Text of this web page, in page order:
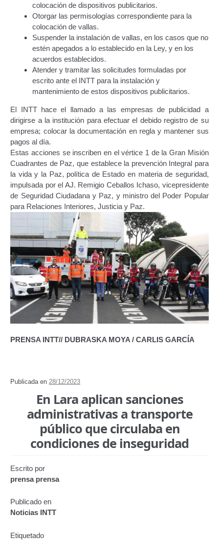
Estructura Organizativa del INTT
Homologación
Autorización de Circulación Para Unidades Que
Transportan Mercancía De Alto Riesgo.
Para Vehículos Importados.
Constancia de cumplimiento sobre la composición
y ubicación Número de Identificación vehicular (NIV).
Homologación de Prototipo Vehicular.
Homologación Vehícular Por Reformas de
Importancia o Cambio de Características (Aplica para
Vehículos de Carga, Transporte de Personas y Gruas).
Registro de Empresas Fabricantes, Ensambladoras,
Carroceras, Importadoras, Distribuidoras y Talleres
Especializados en Reformas de Vehículos (REFECIV).
Junta Directiva
Junta Directiva Old
Apostilla Electrónica
Registro Original de Licencia para Conducir Cuarto
Grado (4°).
Registro Original de Licencia para Conducir Quinto
Registro Original de Licencia para Conducir
Registro Original de Licencia para Conducir
colocación de dispositivos publicitarios.
Otorgar las permisologías correspondiente para la
colocación de vallas.
Suspender la instalación de vallas, en los casos que no
estén apegados a lo establecido en la Ley, y en los
acuerdos establecidos.
Atender y tramitar las solicitudes formuladas por
escrito ante el INTT para la instalación y
mantenimiento de estos dispositivos publicitarios.
El INTT hace el llamado a las empresas de publicidad a
dirigirse a la institución para efectuar el debido registro de su
empresa; colocar la documentación en regla y mantener sus
pagos al día.
Estas acciones se inscriben en el vértice 1 de la Gran Misión
Cuadrantes de Paz, que establece la prevención Integral para
la vida y la Paz, política de Estado en materia de seguridad,
impulsada por el AJ. Remigio Ceballos Ichaso, vicepresidente
de Seguridad Ciudadana y Paz, y ministro del Poder Popular
para Relaciones Interiores, Justicia y Paz.
PRENSA INTT// DUBRASKA MOYA / CARLIS GARCÍA
Publicada en28/12/2023
En Lara aplican sanciones
administrativas a transporte
público que circulaba en
condiciones de inseguridad
Escrito por
prensa prensa
Publicado en
Noticias INTT
Etiquetado